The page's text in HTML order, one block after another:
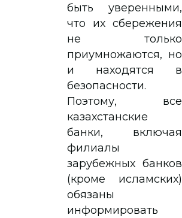
быть уверенными,
что их сбережения
не только
приумножаются, но
и находятся в
безопасности.
Поэтому, все
казахстанские
банки, включая
филиалы
зарубежных банков
(кроме исламских)
обязаны
информировать